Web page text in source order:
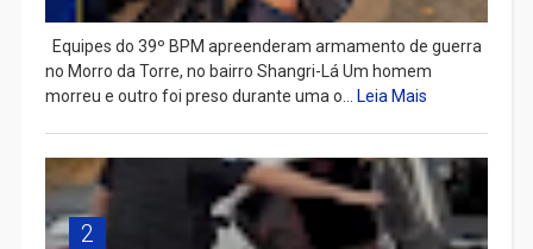
Equipes do 39º BPM apreenderam armamento de guerra
no Morro da Torre, no bairro Shangri-Lá Um homem
morreu e outro foi preso durante uma o...
Leia Mais
2